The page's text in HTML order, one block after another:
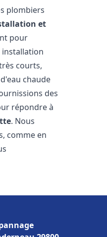
plombiers
et
pour
installation
courts,
chaude
des
répondre à
. Nous
comme en